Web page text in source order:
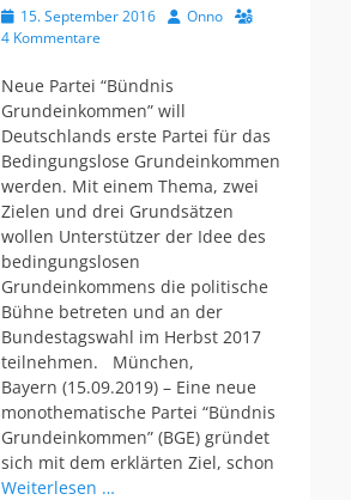
V
e
ö
f
f
e
n
t
l
i
c
h
t
a
m
15. September 2016 A
o
r
Onno
4 Kommentare
Neue Partei “Bündnis
Grundeinkommen” will
Deutschlands erste Partei für das
Bedingungslose Grundeinkommen
werden. Mit einem Thema, zwei
Zielen und drei Grundsätzen
wollen Unterstützer der Idee des
bedingungslosen
Grundeinkommens die politische
Bühne betreten und an der
Bundestagswahl im Herbst 2017
teilnehmen. München,
Bayern (15.09.2019) – Eine neue
monothematische Partei “Bündnis
Grundeinkommen” (BGE) gründet
sich mit dem erklärten Ziel, schon
Weiterlesen …